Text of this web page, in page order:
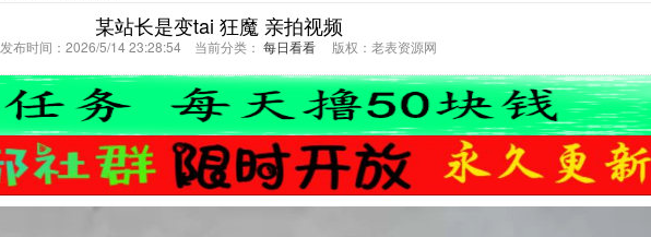
某站长是变tai 狂魔 亲拍视频
发布时间：2026/5/14 23:28:54 当前分类： 每日看看 版权：老表资源网